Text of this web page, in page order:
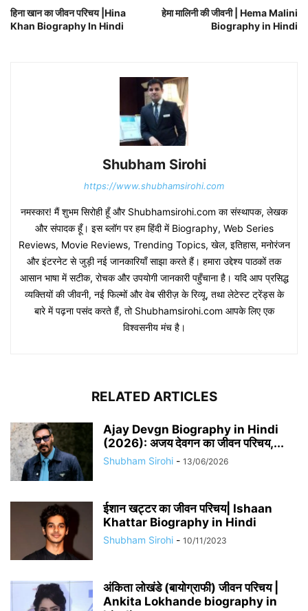
हिना खान का जीवन परिचय |Hina
Khan Biography In Hindi
हेमा मालिनी की जीवनी | Hema Malini
Biography in Hindi
Shubham Sirohi
https://www.shubhamsirohi.com
नमस्कार! मैं शुभम सिरोही हूँ और Shubhamsirohi.com का संस्थापक, लेखक
और संपादक हूँ। इस ब्लॉग पर हम हिंदी में Biography, Web Series
Reviews, Movie Reviews, Trending Topics, खेल, इतिहास, मनोरंजन
और इंटरनेट से जुड़ी नई जानकारियाँ साझा करते हैं। हमारा उद्देश्य पाठकों तक
आसान भाषा में सटीक, रोचक और उपयोगी जानकारी पहुँचाना है। यदि आप प्रसिद्ध
व्यक्तियों की जीवनी, नई फिल्मों और वेब सीरीज़ के रिव्यू, तथा लेटेस्ट ट्रेंड्स के
बारे में पढ़ना पसंद करते हैं, तो Shubhamsirohi.com आपके लिए एक
विश्वसनीय मंच है।
RELATED ARTICLES
Ajay Devgn Biography in Hindi
(2026): अजय देवगन का जीवन परिचय,...
Shubham Sirohi - 13/06/2026
​​ईशान खट्टर का जीवन परिचय| Ishaan
Khattar Biography in Hindi
Shubham Sirohi - 10/11/2023
अंकिता लोखंडे (बायोग्राफी) जीवन परिचय |
Ankita Lokhande biography in